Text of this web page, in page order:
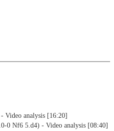
Video analysis [16:20]
0 Nf6 5.d4) - Video analysis [08:40]